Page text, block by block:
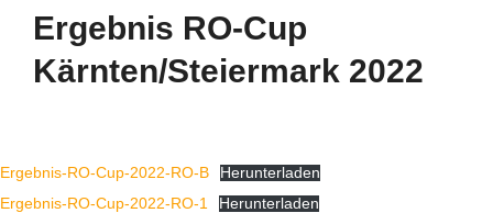
Ergebnis RO-Cup
Kärnten/Steiermark 2022
Ergebnis-RO-Cup-2022-RO-B
Herunterladen
Ergebnis-RO-Cup-2022-RO-1
Herunterladen